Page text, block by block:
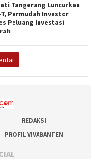
Tangerang Luncurkan
T, Permudah Investor
Peluang Investasi
REDAKSI
PROFIL VIVABANTEN